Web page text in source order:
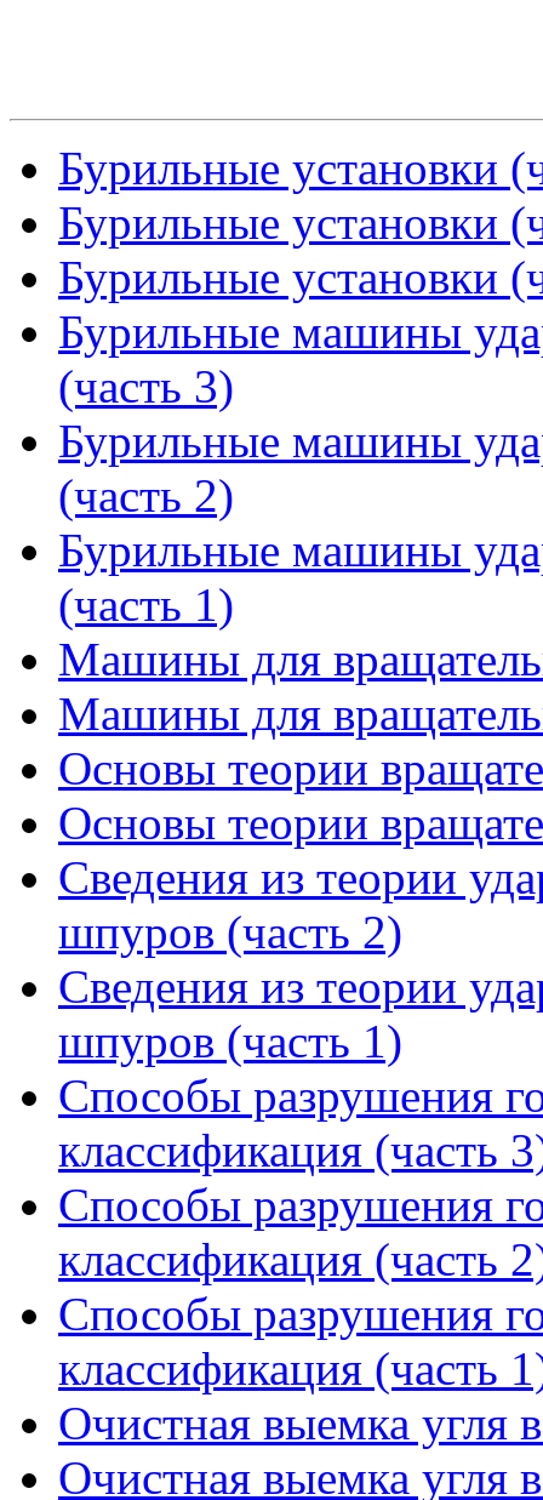
Бурильные установки
Бурильные установки
Бурильные установки
Бурильные машины
(часть 3)
Бурильные машины
(часть 2)
Бурильные машины
(часть 1)
Машины для
Машины для
Основы теории
Основы теории
Сведения из теории
шпуров (часть 2)
Сведения из теории
шпуров (часть 1)
Способы разрушения
классификация (часть
Способы разрушения
классификация (часть
Способы разрушения
классификация (часть
Очистная выемка угля
Очистная выемка угля